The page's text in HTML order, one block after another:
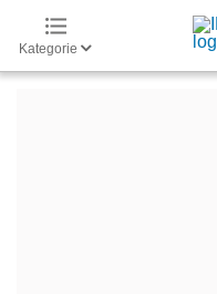
Kategorie